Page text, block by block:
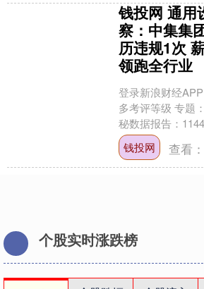
钱投网 通用
察：中集集
历违规1次
领跑全行业
登录新浪财经
多考评等级 专题
秘数据报告：
比超21% 董秘作
司....
钱投网 查看：
个股实时涨跌榜